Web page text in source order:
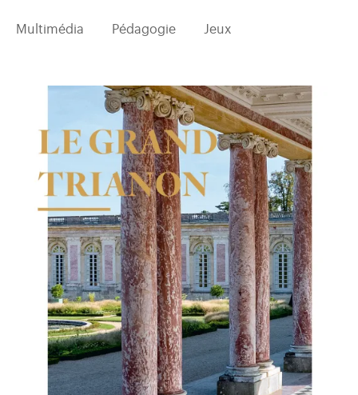
Multimédia Pédagogie Jeux